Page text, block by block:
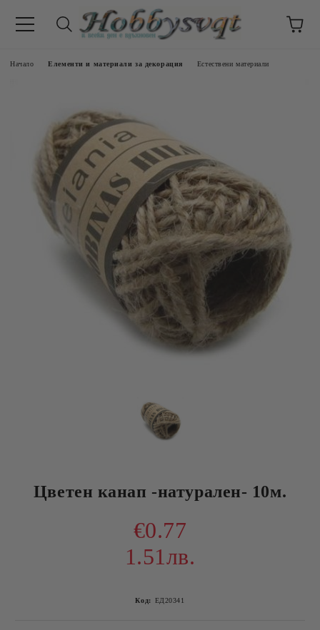
Начало Елементи и материали за декорация Естествени материали
Цветен канап -натурален- 10м.
€0.77
1.51лв.
Код: ЕД20341